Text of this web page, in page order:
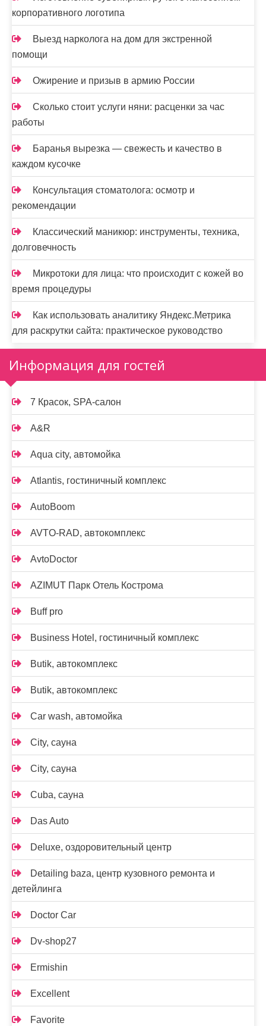
корпоративного логотипа
Выезд нарколога на дом для экстренной
помощи
Ожирение и призыв в армию России
Сколько стоит услуги няни: расценки за час
работы
Баранья вырезка — свежесть и качество в
каждом кусочке
Консультация стоматолога: осмотр и
рекомендации
Классический маникюр: инструменты, техника,
долговечность
Микротоки для лица: что происходит с кожей во
время процедуры
Как использовать аналитику Яндекс.Метрика
для раскрутки сайта: практическое руководство
Информация для гостей
7 Красок, SPA-салон
A&R
Aqua city, автомойка
Atlantis, гостиничный комплекс
AutoBoom
AVTO-RAD, автокомплекс
AvtoDoctor
AZIMUT Парк Отель Кострома
Buff pro
Business Hotel, гостиничный комплекс
Butik, автокомплекс
Butik, автокомплекс
Car wash, автомойка
City, сауна
City, сауна
Cuba, сауна
Das Auto
Deluxe, оздоровительный центр
Detailing baza, центр кузовного ремонта и
детейлинга
Doctor Car
Dv-shop27
Ermishin
Excellent
Favorite